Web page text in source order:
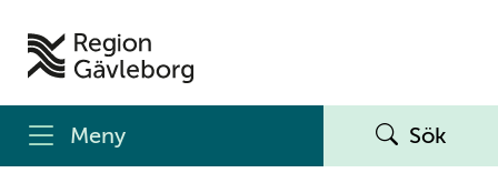
Meny Sök